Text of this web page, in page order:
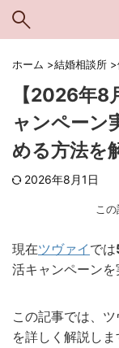
ホーム >結婚相談所 >
【2026年8
ャンペーン
める方法を
2026年8月1日
こ
現在ツヴァイ では
活キャンペーンを
この記事では、
を詳しく解説しま